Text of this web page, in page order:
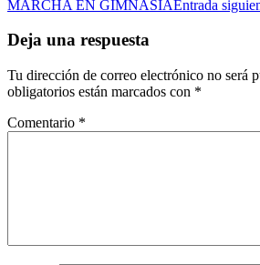
MARCHA EN GIMNASIAEntrada
Deja una respuesta
Tu dirección de correo electrónico no será
obligatorios están marcados con *
Comentario *